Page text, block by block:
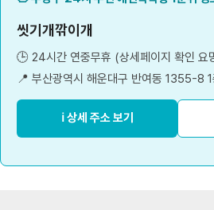
씻기개깎이개
🕒 24시간 연중무휴 (상세페이지 확인 요
📍 부산광역시 해운대구 반여동 1355-8 1
ℹ️ 상세 주소 보기